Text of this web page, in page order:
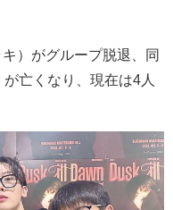
キ）がグループ脱退、同
が亡くなり、現在は4 人